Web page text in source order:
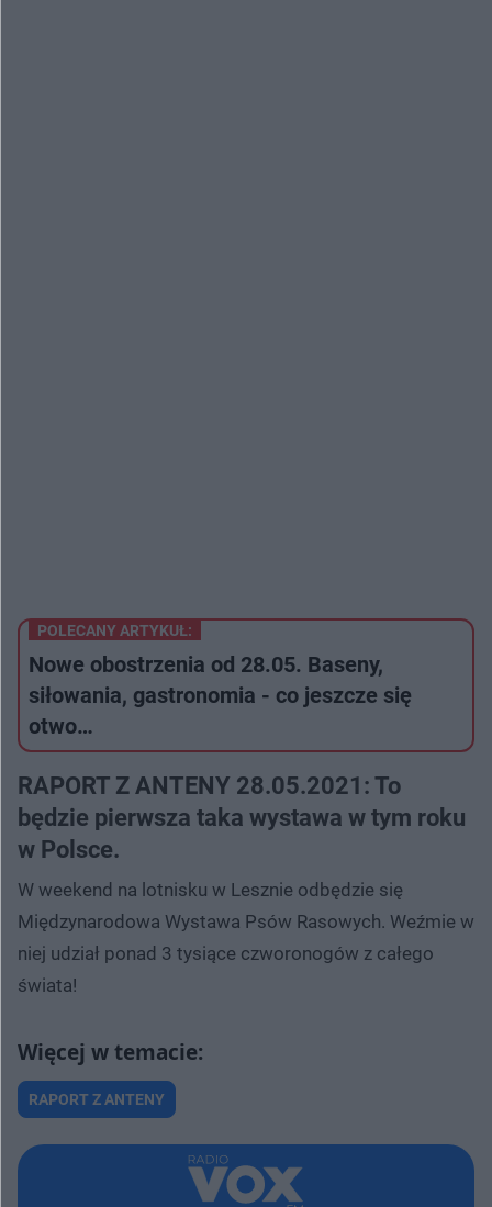
POLECANY ARTYKUŁ:
Nowe obostrzenia od 28.05. Baseny,
siłowania, gastronomia - co jeszcze się
otwo…
RAPORT Z ANTENY 28.05.2021: To
będzie pierwsza taka wystawa w tym roku
w Polsce.
W weekend na lotnisku w Lesznie odbędzie się
Międzynarodowa Wystawa Psów Rasowych. Weźmie w
niej udział ponad 3 tysiące czworonogów z całego
świata!
RAPORT Z ANTENY